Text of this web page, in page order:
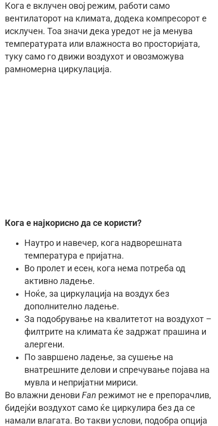
Кога е вклучен овој режим, работи само
вентилаторот на климата, додека компресорот е
исклучен. Тоа значи дека уредот не ја менува
температурата или влажноста во просторијата,
туку само го движи воздухот и овозможува
рамномерна циркулација.
Кога е најкорисно да се користи?
Наутро и навечер, кога надворешната
температура е пријатна.
Во пролет и есен, кога нема потреба од
активно ладење.
Ноќе, за циркулација на воздух без
дополнително ладење.
За подобрување на квалитетот на воздухот –
филтрите на климата ќе задржат прашина и
алергени.
По завршено ладење, за сушење на
внатрешните делови и спречување појава на
мувла и непријатни мириси.
Во влажни денови Fan режимот не е препорачлив,
бидејќи воздухот само ќе циркулира без да се
намали влагата. Во такви услови, подобра опција